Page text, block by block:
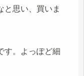
と思い、買いま
す。よっぽど細